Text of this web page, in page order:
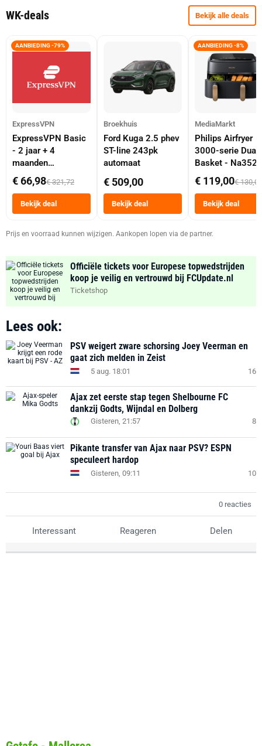
WK-deals Bekijk alle deals
AANBIEDING -79%
ExpressVPN
ExpressVPN Basic
- 2 jaar + 4
maanden
abonnement
€ 66,98€ 321,72
Bekijk deal
Broekhuis
Ford Kuga 2.5 phev
ST-line 243pk
automaat
€ 509,00
Bekijk deal
AANBIEDING -8%
MediaMarkt
Philips Airfryer
3000-serie Dual
Basket -
Dubbele Mand 9
Tot 6 Personen
Heteluchtfriteuse
Zwart
€ 119,00€ 130,00
Bekijk deal
Prijs en voorraad kunnen wijzigen. Aankopen lopen via de partner.
Officiële tickets voor Europese topwedstrijden
koop je veilig en vertrouwd bij FCUpdate.nl
Ticketshop
Lees ook:
PSV weigert zware schorsing Joey Veerman en
gaat zich melden in Zeist
5 aug. 18:01 16
Ajax zet eerste stap tegen Shelbourne FC
dankzij Godts, Wijndal en Dolberg
Gisteren, 21:57 8
Pikante transfer van Ajax naar PSV? ESPN
speculeert hardop
Gisteren, 09:11 10
0 reacties
Interessant Reageren Delen